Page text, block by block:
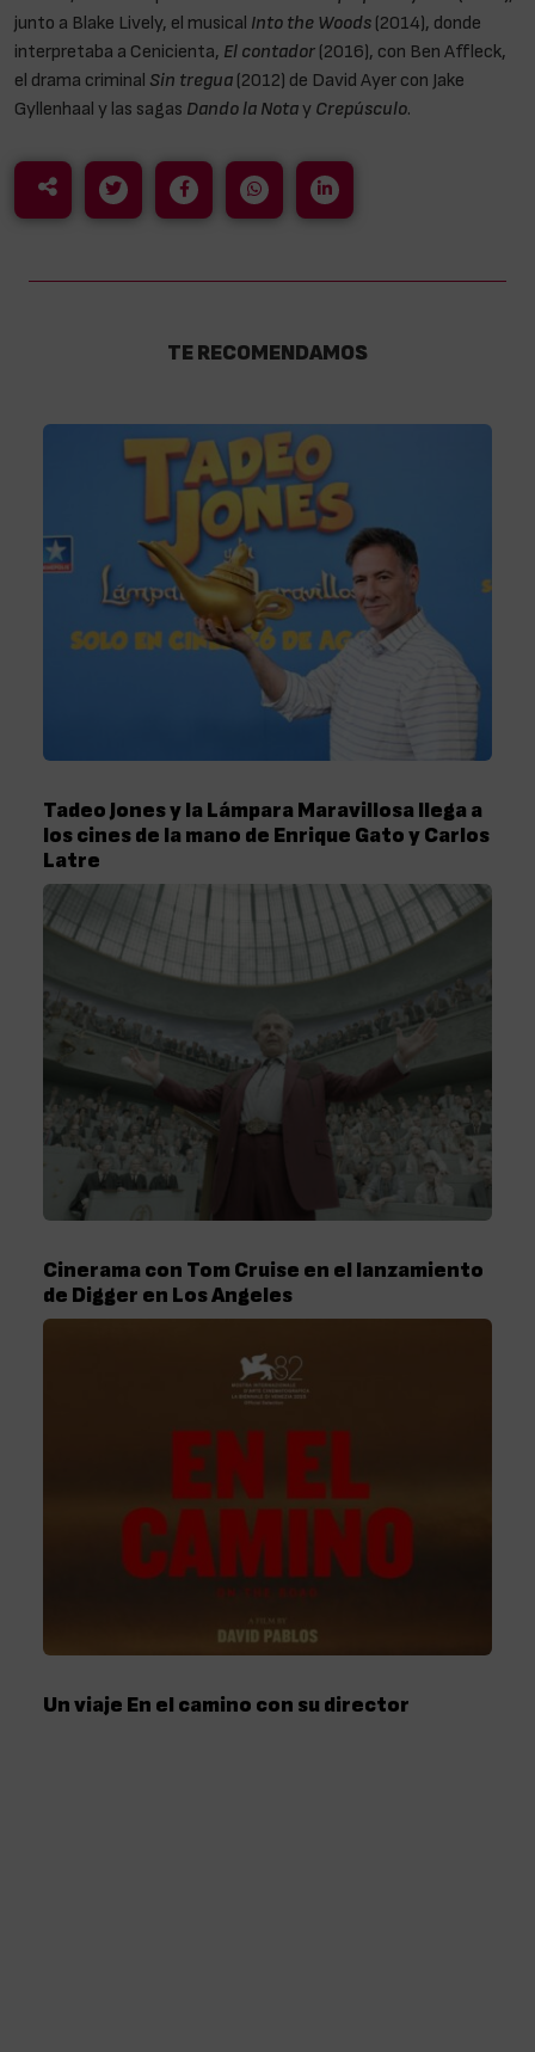
junto a Blake Lively, el musical Into the Woods (2014), donde
interpretaba a Cenicienta, El contador (2016), con Ben Affleck,
el drama criminal Sin tregua (2012) de David Ayer con Jake
Gyllenhaal y las sagas Dando la Notay Crepúsculo.
TE RECOMENDAMOS
Tadeo Jones y la Lámpara Maravillosa llega a
los cines de la mano de Enrique Gato y Carlos
Latre
Cinerama con Tom Cruise en el lanzamiento
de Digger en Los Angeles
Un viaje En el camino con su director